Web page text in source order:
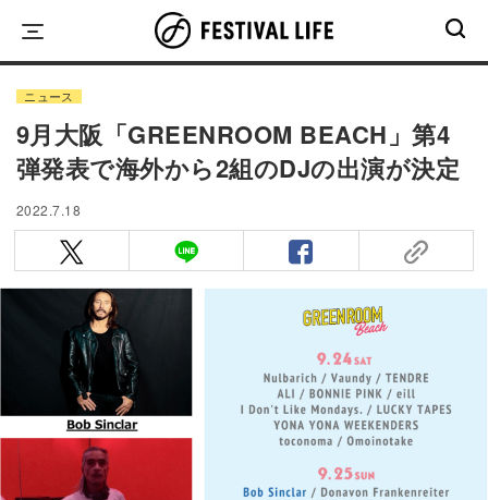
content
ニュース
9月大阪「GREENROOM BEACH」第4
弾発表で海外から2組のDJの出演が決定
2022.7.18